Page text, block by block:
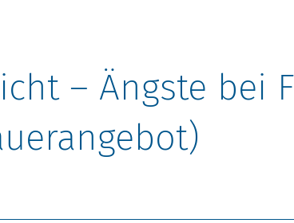
– Ängste bei